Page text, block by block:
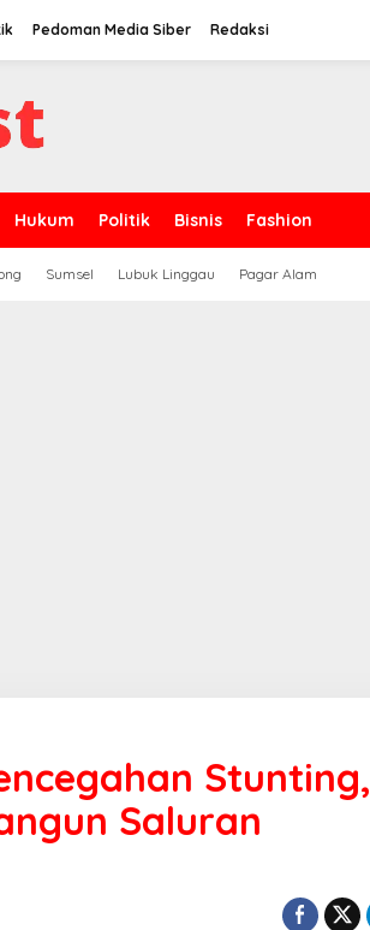
Pedoman Media Siber Redaksi
Hukum Politik Bisnis Fashion
Sumsel Lubuk Linggau Pagar Alam
Stunting,
Saluran